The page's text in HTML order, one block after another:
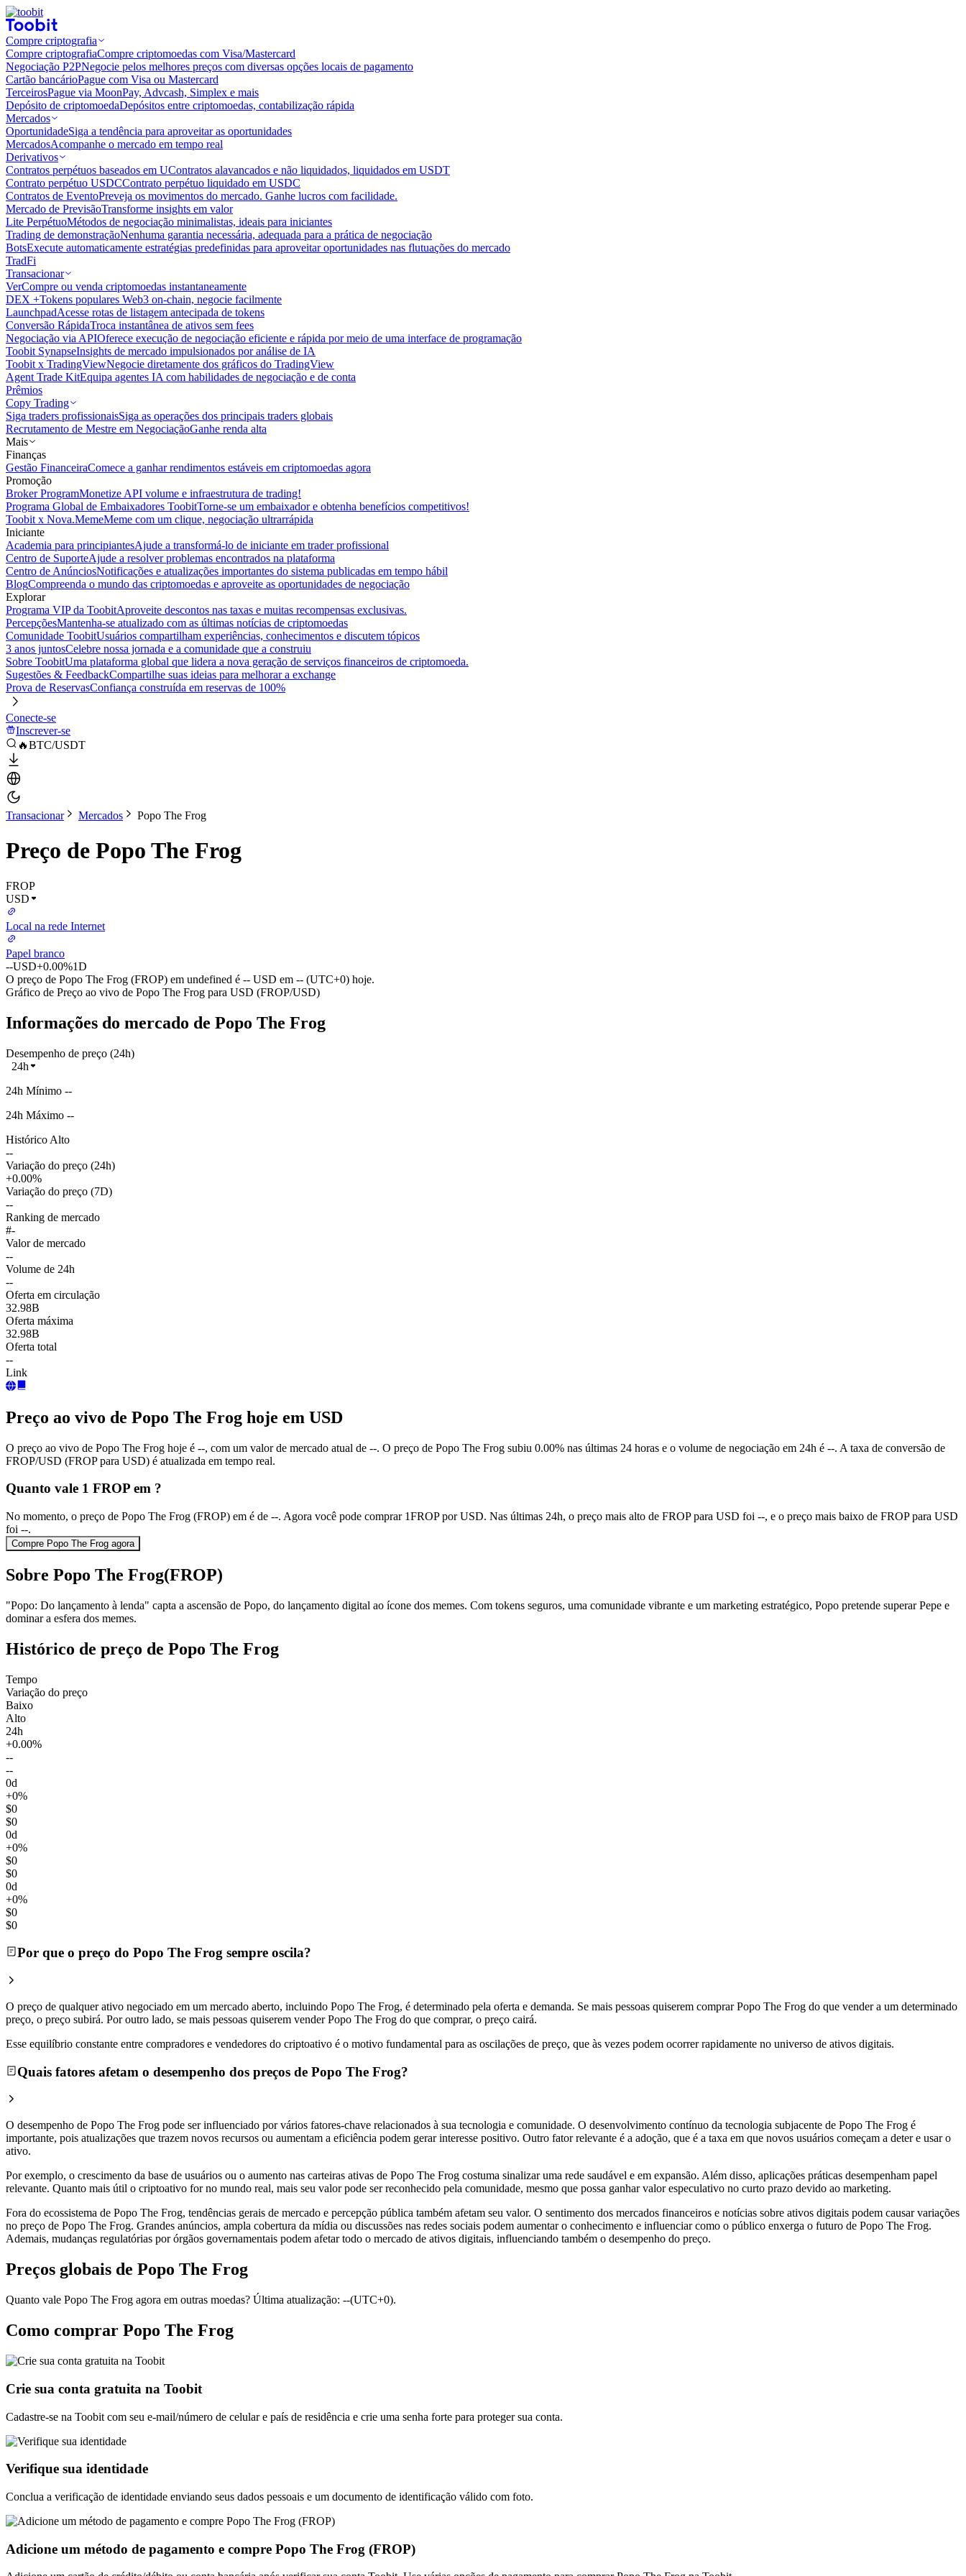
Compre criptografia
Compre criptografiaCompre criptomoedas com Visa/Mastercard
Negociação P2PNegocie pelos melhores preços com diversas opções locais de pagamento
Cartão bancárioPague com Visa ou Mastercard
TerceirosPague via MoonPay, Advcash, Simplex e mais
Depósito de criptomoedaDepósitos entre criptomoedas, contabilização rápida
Mercados
OportunidadeSiga a tendência para aproveitar as oportunidades
MercadosAcompanhe o mercado em tempo real
Derivativos
Contratos perpétuos baseados em UContratos alavancados e não liquidados, liquidados em USDT
Contrato perpétuo USDCContrato perpétuo liquidado em USDC
Contratos de EventoPreveja os movimentos do mercado. Ganhe lucros com facilidade.
Mercado de PrevisãoTransforme insights em valor
Lite PerpétuoMétodos de negociação minimalistas, ideais para iniciantes
Trading de demonstraçãoNenhuma garantia necessária, adequada para a prática de negociação
BotsExecute automaticamente estratégias predefinidas para aproveitar oportunidades nas flutuações do mercado
TradFi
Transacionar
VerCompre ou venda criptomoedas instantaneamente
DEX +Tokens populares Web3 on-chain, negocie facilmente
LaunchpadAcesse rotas de listagem antecipada de tokens
Conversão RápidaTroca instantânea de ativos sem fees
Negociação via APIOferece execução de negociação eficiente e rápida por meio de uma interface de programação
Toobit SynapseInsights de mercado impulsionados por análise de IA
Toobit x TradingViewNegocie diretamente dos gráficos do TradingView
Agent Trade KitEquipa agentes IA com habilidades de negociação e de conta
Prêmios
Copy Trading
Siga traders profissionaisSiga as operações dos principais traders globais
Recrutamento de Mestre em NegociaçãoGanhe renda alta
Mais
Finanças
Gestão FinanceiraComece a ganhar rendimentos estáveis em criptomoedas agora
Promoção
Broker ProgramMonetize API volume e infraestrutura de trading!
Programa Global de Embaixadores ToobitTorne-se um embaixador e obtenha benefícios competitivos!
Toobit x Nova.MemeMeme com um clique, negociação ultrarrápida
Iniciante
Academia para principiantesAjude a transformá-lo de iniciante em trader profissional
Centro de SuporteAjude a resolver problemas encontrados na plataforma
Centro de AnúnciosNotificações e atualizações importantes do sistema publicadas em tempo hábil
BlogCompreenda o mundo das criptomoedas e aproveite as oportunidades de negociação
Explorar
Programa VIP da ToobitAproveite descontos nas taxas e muitas recompensas exclusivas.
PercepçõesMantenha-se atualizado com as últimas notícias de criptomoedas
Comunidade ToobitUsuários compartilham experiências, conhecimentos e discutem tópicos
3 anos juntosCelebre nossa jornada e a comunidade que a construiu
Sobre ToobitUma plataforma global que lidera a nova geração de serviços financeiros de criptomoeda.
Sugestões & FeedbackCompartilhe suas ideias para melhorar a exchange
Prova de ReservasConfiança construída em reservas de 100%
Conecte-se
Inscrever-se
🔥BTC/USDT
Transacionar Mercados Popo The Frog
Preço de Popo The Frog
FROP
USD
Local na rede Internet
Papel branco
--USD+0.00%1D
O preço de Popo The Frog (FROP) em undefined é -- USD em -- (UTC+0) hoje.
Gráfico de Preço ao vivo de Popo The Frog para USD (FROP/USD)
Informações do mercado de Popo The Frog
Desempenho de preço (24h)
24h
24h Mínimo --
24h Máximo --
Histórico Alto
--
Variação do preço (24h)
+0.00%
Variação do preço (7D)
--
Ranking de mercado
#-
Valor de mercado
--
Volume de 24h
--
Oferta em circulação
32.98B
Oferta máxima
32.98B
Oferta total
--
Link
Preço ao vivo de Popo The Frog hoje em USD
O preço ao vivo de Popo The Frog hoje é --, com um valor de mercado atual de --. O preço de Popo The Frog subiu 0.00% nas últimas 24 horas e o volume de negociação em 24h é --. A taxa de conversão de
FROP/USD (FROP para USD) é atualizada em tempo real.
Quanto vale 1 FROP em ?
No momento, o preço de Popo The Frog (FROP) em é de --. Agora você pode comprar 1FROP por USD. Nas últimas 24h, o preço mais alto de FROP para USD foi --, e o preço mais baixo de FROP para USD
foi --.
Compre Popo The Frog agora
Sobre Popo The Frog(FROP)
"Popo: Do ​​lançamento à lenda" capta a ascensão de Popo, do lançamento digital ao ícone dos memes. Com tokens seguros, uma comunidade vibrante e um marketing estratégico, Popo pretende superar Pepe e
dominar a esfera dos memes.
Histórico de preço de Popo The Frog
Tempo
Variação do preço
Baixo
Alto
24h
+0.00%
--
--
0d
+0%
$0
$0
0d
+0%
$0
$0
0d
+0%
$0
$0
Por que o preço do Popo The Frog sempre oscila?
O preço de qualquer ativo negociado em um mercado aberto, incluindo Popo The Frog, é determinado pela oferta e demanda. Se mais pessoas quiserem comprar Popo The Frog do que vender a um determinado
preço, o preço subirá. Por outro lado, se mais pessoas quiserem vender Popo The Frog do que comprar, o preço cairá.
Esse equilíbrio constante entre compradores e vendedores do criptoativo é o motivo fundamental para as oscilações de preço, que às vezes podem ocorrer rapidamente no universo de ativos digitais.
Quais fatores afetam o desempenho dos preços de Popo The Frog?
O desempenho de Popo The Frog pode ser influenciado por vários fatores-chave relacionados à sua tecnologia e comunidade. O desenvolvimento contínuo da tecnologia subjacente de Popo The Frog é
importante, pois atualizações que trazem novos recursos ou aumentam a eficiência podem gerar interesse positivo. Outro fator relevante é a adoção, que é a taxa em que novos usuários começam a deter e usar o
ativo.
Por exemplo, o crescimento da base de usuários ou o aumento nas carteiras ativas de Popo The Frog costuma sinalizar uma rede saudável e em expansão. Além disso, aplicações práticas desempenham papel
relevante. Quanto mais útil o criptoativo for no mundo real, mais seu valor pode ser reconhecido pela comunidade, mesmo que possa ganhar valor especulativo no curto prazo devido ao marketing.
Fora do ecossistema de Popo The Frog, tendências gerais de mercado e percepção pública também afetam seu valor. O sentimento dos mercados financeiros e notícias sobre ativos digitais podem causar variações
no preço de Popo The Frog. Grandes anúncios, ampla cobertura da mídia ou discussões nas redes sociais podem aumentar o conhecimento e influenciar como o público enxerga o futuro de Popo The Frog.
Ademais, mudanças regulatórias por órgãos governamentais podem afetar todo o mercado de ativos digitais, influenciando também o desempenho do preço.
Preços globais de Popo The Frog
Quanto vale Popo The Frog agora em outras moedas? Última atualização: --(UTC+0).
Como comprar Popo The Frog
Crie sua conta gratuita na Toobit
Cadastre-se na Toobit com seu e-mail/número de celular e país de residência e crie uma senha forte para proteger sua conta.
Verifique sua identidade
Conclua a verificação de identidade enviando seus dados pessoais e um documento de identificação válido com foto.
Adicione um método de pagamento e compre Popo The Frog (FROP)